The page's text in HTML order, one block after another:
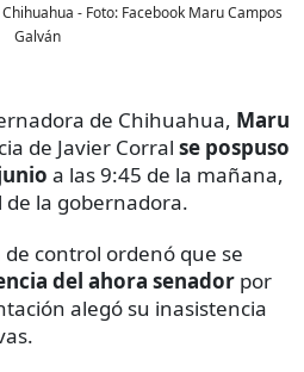
- Foto: Facebook Maru Campos
Galván
de Chihuahua, Maru
de Javier Corral se pospuso
a las 9:45 de la mañana,
la gobernadora.
control ordenó que se
del ahora senador por
alegó su inasistencia